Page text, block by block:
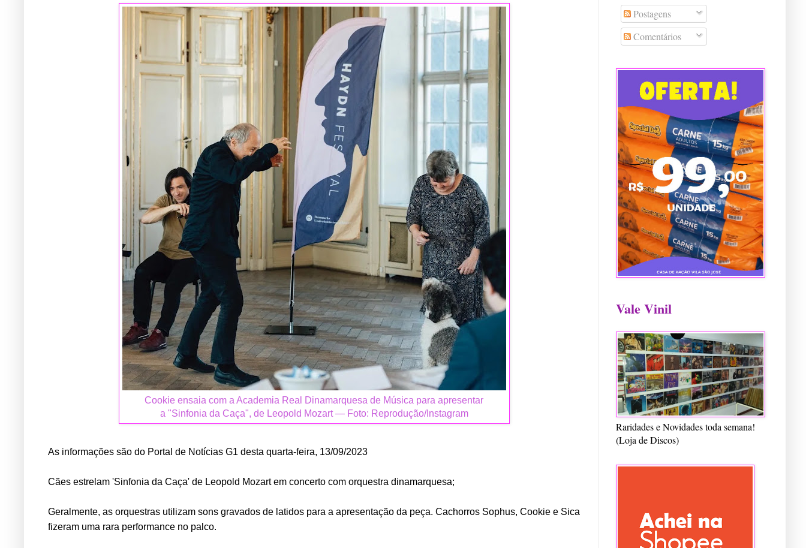
Cookie ensaia com a Academia Real Dinamarquesa de Música para apresentar
a "Sinfonia da Caça", de Leopold Mozart — Foto: Reprodução/Instagram
As informações são do Portal de Notícias G1 desta quarta-feira, 13/09/2023
Cães estrelam 'Sinfonia da Caça' de Leopold Mozart em concerto com orquestra dinamarquesa;
Geralmente, as orquestras utilizam sons gravados de latidos para a apresentação da peça. Cachorros Sophus, Cookie e Sica
fizeram uma rara performance no palco.
Postagens
Comentários
Vale Vinil
Raridades e Novidades toda semana!
(Loja de Discos)